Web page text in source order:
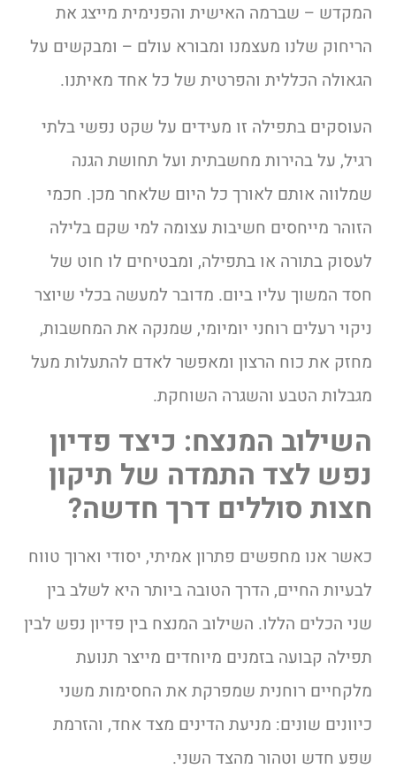
המקדש – שברמה האישית והפנימית מייצג את
הריחוק שלנו מעצמנו ומבורא עולם – ומבקשים על
הגאולה הכללית והפרטית של כל אחד מאיתנו.
העוסקים בתפילה זו מעידים על שקט נפשי בלתי
רגיל, על בהירות מחשבתית ועל תחושת הגנה
שמלווה אותם לאורך כל היום שלאחר מכן. חכמי
הזוהר מייחסים חשיבות עצומה למי שקם בלילה
לעסוק בתורה או בתפילה, ומבטיחים לו חוט של
חסד המשוך עליו ביום. מדובר למעשה בכלי שיוצר
ניקוי רעלים רוחני יומיומי, שמנקה את המחשבות,
מחזק את כוח הרצון ומאפשר לאדם להתעלות מעל
מגבלות הטבע והשגרה השוחקת.
השילוב המנצח: כיצד פדיון
נפש לצד התמדה של תיקון
חצות סוללים דרך חדשה?
כאשר אנו מחפשים פתרון אמיתי, יסודי וארוך טווח
לבעיות החיים, הדרך הטובה ביותר היא לשלב בין
שני הכלים הללו. השילוב המנצח בין פדיון נפש לבין
תפילה קבועה בזמנים מיוחדים מייצר תנועת
מלקחיים רוחנית שמפרקת את החסימות משני
כיוונים שונים: מניעת הדינים מצד אחד, והזרמת
שפע חדש וטהור מהצד השני.